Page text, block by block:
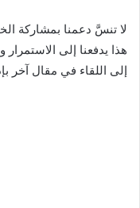
لا تنسَّ دعمنا بمشاركة
هذا يدفعنا إلى
إلى اللقاء في مقال آخر